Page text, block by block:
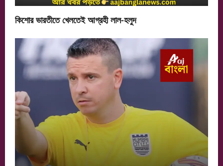
কিশোর ভারতীতে খেলতেই আগ্রহী লাল-হলুদ